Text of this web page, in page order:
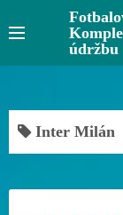
údržbu
Inter Milán